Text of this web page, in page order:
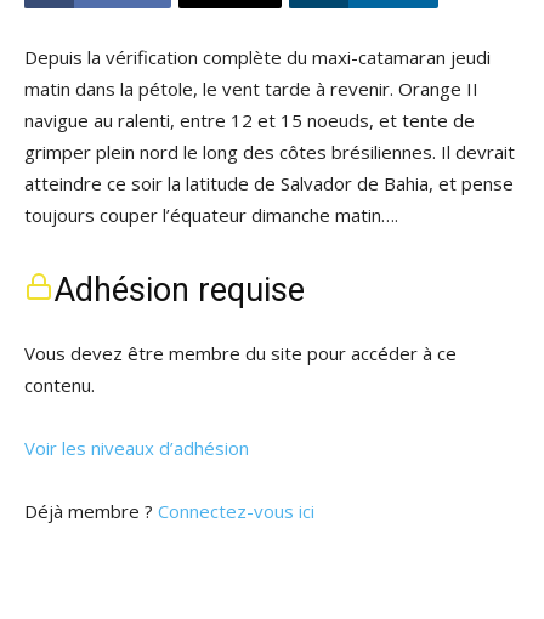
Depuis la vérification complète du maxi-catamaran jeudi
matin dans la pétole, le vent tarde à revenir. Orange II
navigue au ralenti, entre 12 et 15 noeuds, et tente de
grimper plein nord le long des côtes brésiliennes. Il devrait
atteindre ce soir la latitude de Salvador de Bahia, et pense
toujours couper l’équateur dimanche matin….
Adhésion requise
Vous devez être membre du site pour accéder à ce
contenu.
Voir les niveaux d’adhésion
Déjà membre ? Connectez-vous ici